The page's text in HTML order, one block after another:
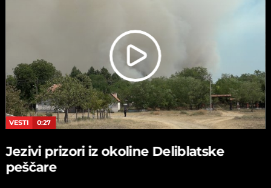
VESTI 0:27
Jezivi prizori iz okoline Deliblatske
peščare